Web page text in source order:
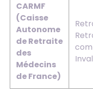
CARMF
(Caisse
Autonome
de Retraite
des
Médecins
de France)